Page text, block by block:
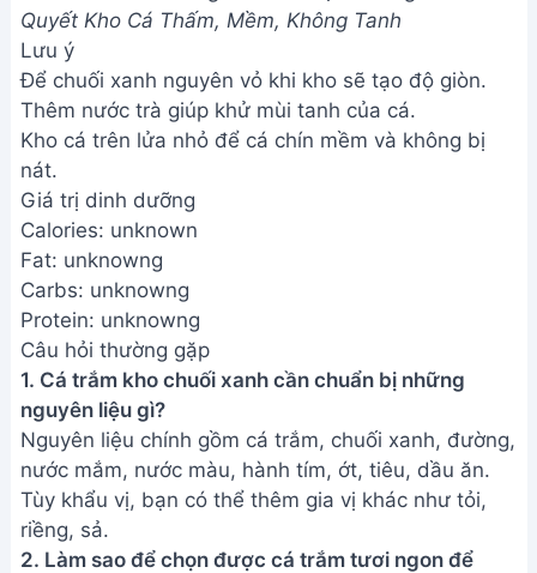
Quyết Kho Cá Thấm, Mềm, Không Tanh
Lưu ý
Để chuối xanh nguyên vỏ khi kho sẽ tạo độ giòn.
Thêm nước trà giúp khử mùi tanh của cá.
Kho cá trên lửa nhỏ để cá chín mềm và không bị
nát.
Giá trị dinh dưỡng
Calories: unknown
Fat: unknowng
Carbs: unknowng
Protein: unknowng
Câu hỏi thường gặp
1. Cá trắm kho chuối xanh cần chuẩn bị những
nguyên liệu gì?
Nguyên liệu chính gồm cá trắm, chuối xanh, đường,
nước mắm, nước màu, hành tím, ớt, tiêu, dầu ăn.
Tùy khẩu vị, bạn có thể thêm gia vị khác như tỏi,
riềng, sả.
2. Làm sao để chọn được cá trắm tươi ngon để